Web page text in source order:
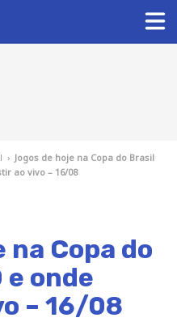
› Jogos de hoje na Copa do Brasil
ao vivo – 16/08
na Copa do
onde
– 16/08